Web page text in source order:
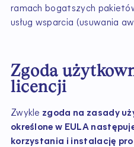
ramach bogatszych
usług wsparcia (usuwania
Zgoda
licencji
Zwykle zgoda na zasady
określone w EULA
korzystania i instalację